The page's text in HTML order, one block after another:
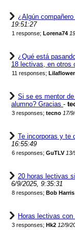
¿Algún
19:51:27
1 response; Lorena74
¿Qué está
18 lectivas, en otros
11 responses;
Si se es mentor
alumno? Gracias -
3 responses; tecno 17/
Te incorporas y te
16:55:49
6 responses; GuTLV 13/
20 horas lectivas
6/9/2025, 9:35:31
8 responses; Bob Harris
Horas lectivas
3 responses; Hk2 12/9/